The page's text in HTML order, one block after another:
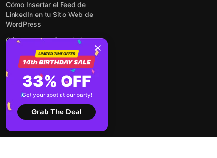
Cómo Insertar el Feed de
LinkedIn en tu Sitio Web de
WordPress
Cómo crear un formulario para
WordPress: de manera simple y
rápida
Cómo incrustar formularios en
cualquier sitio web en línea y
gratis
Ver todas las entradas
33% OFF
Get your spot at our party!
Grab The Deal